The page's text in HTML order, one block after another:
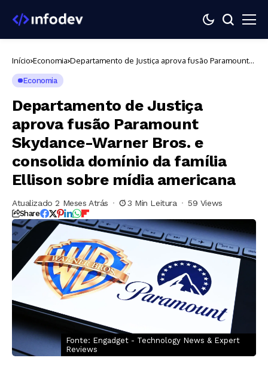
Início Economia Departamento de Justiça aprova fusão Paramount
Economia
Departamento de Justiça
aprova fusão Paramount
Skydance-Warner Bros. e
consolida domínio da família
Ellison sobre mídia americana
Atualizado 2 Meses Atrás 3 Min Leitura 59 Views
Share
Fonte: Engadget - Technology News & Expert
Reviews